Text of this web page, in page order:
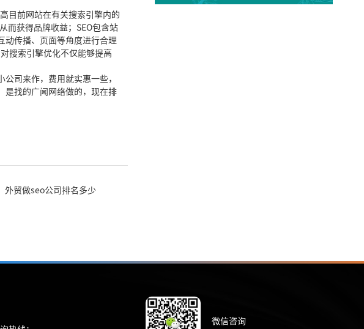
目前网站在有关搜索引擎内的
而获得品牌收益；SEO包含站
动传播、页面等角度进行合理
搜索引擎优化不仅能够提高
公司来作，费用就实惠一些，
是找的广闻网络做的，现在排
外贸做seo公司排名多少
微信咨询